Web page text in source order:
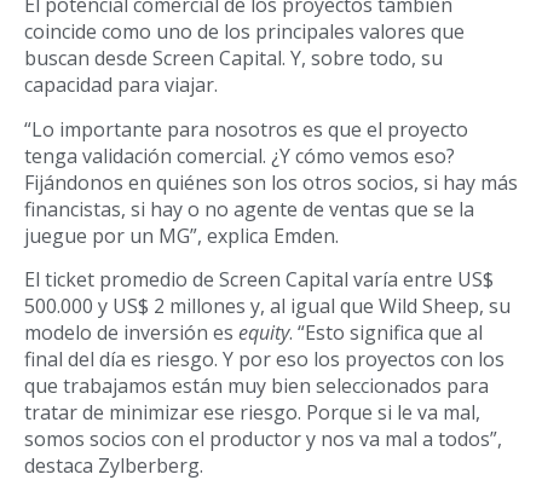
coincide como uno de los principales valores que
buscan desde Screen Capital. Y, sobre todo, su
capacidad para viajar.
“Lo importante para nosotros es que el proyecto
tenga validación comercial. ¿Y cómo vemos eso?
Fijándonos en quiénes son los otros socios, si hay más
financistas, si hay o no agente de ventas que se la
juegue por un MG”, explica Emden.
El ticket promedio de Screen Capital varía entre US$
500.000 y US$ 2 millones y, al igual que Wild Sheep, su
modelo de inversión es equity. “Esto significa que al
final del día es riesgo. Y por eso los proyectos con los
que trabajamos están muy bien seleccionados para
tratar de minimizar ese riesgo. Porque si le va mal,
somos socios con el productor y nos va mal a todos”,
destaca Zylberberg.